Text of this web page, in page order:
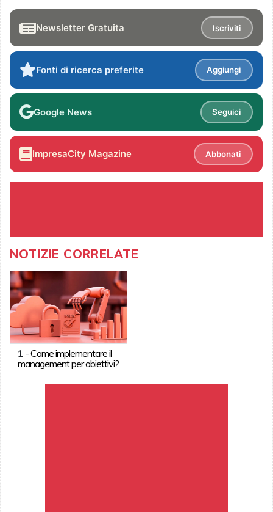
Newsletter Gratuita Iscriviti
Fonti di ricerca preferite Aggiungi
Google News Seguici
ImpresaCity Magazine Abbonati
NOTIZIE CORRELATE
1-Come implementare il
management per obiettivi?